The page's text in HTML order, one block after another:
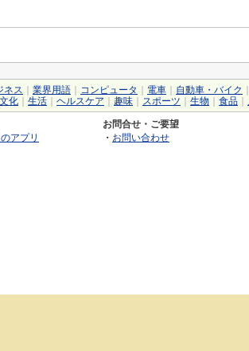
ネス 業界用語 コンピュータ 電車 自動車・バイク
文化
生活 ヘルスケア 趣味 スポーツ 生物 食品
アプリ
お問合せ・ご要望
・ お問い合わせ